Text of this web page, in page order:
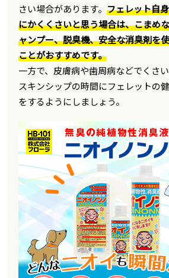
さい場合があります。フェレット自
にかくくさいと思う場合は、こまめ
ャンプー、脱臭機、安全な消臭剤を
ことがおすすめです。
一方で、皮膚病や歯周病などでくさい
スキンシップの時間にフェレットの
をするようにしましょう。